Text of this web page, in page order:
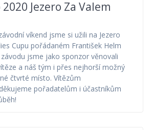
Jezero Za Valem
víkend jsme si užili na Jezero
Cupu pořádaném František Helm
jsme jako sponzor věnovali
a náš tým i přes nejhorší možný
čtvrté místo. Vítězům
pořadatelům i účastníkům